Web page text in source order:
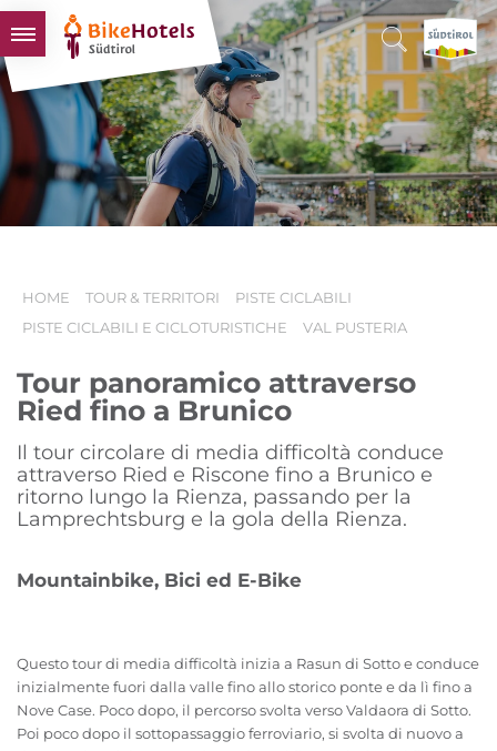
BIKEHOTELS
HOTELS & PACCHETTI
TOUR & TERRITORI
L'ALTO ADIGE & NOI
HOME TOUR & TERRITORI
PISTE CICLABILI
PISTE CICLABILI E CICLOTURISTICHE
VAL PUSTERIA
Tour panoramico attraverso
Ried fino a Brunico
Il tour circolare di media difficoltà conduce
attraverso Ried e Riscone fino a Brunico e
ritorno lungo la Rienza, passando per la
Lamprechtsburg e la gola della Rienza.
Mountainbike, Bici ed E-Bike
Questo tour di media difficoltà inizia a Rasun di Sotto e conduce
inizialmente fuori dalla valle fino allo storico ponte e da lì fino a
Nove Case. Poco dopo, il percorso svolta verso Valdaora di Sotto.
Poi poco dopo il sottopassaggio ferroviario, si svolta di nuovo a